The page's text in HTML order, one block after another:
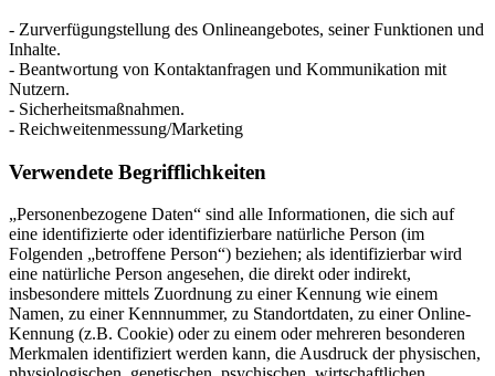
- Zurverfügungstellung des Onlineangebotes, seiner Funktionen und
Inhalte.
- Beantwortung von Kontaktanfragen und Kommunikation mit
Nutzern.
- Sicherheitsmaßnahmen.
- Reichweitenmessung/Marketing
Verwendete Begrifflichkeiten
„Personenbezogene Daten“ sind alle Informationen, die sich auf
eine identifizierte oder identifizierbare natürliche Person (im
Folgenden „betroffene Person“) beziehen; als identifizierbar wird
eine natürliche Person angesehen, die direkt oder indirekt,
insbesondere mittels Zuordnung zu einer Kennung wie einem
Namen, zu einer Kennnummer, zu Standortdaten, zu einer Online-
Kennung (z.B. Cookie) oder zu einem oder mehreren besonderen
Merkmalen identifiziert werden kann, die Ausdruck der physischen,